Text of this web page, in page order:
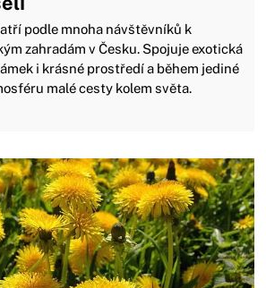
podle mnoha návštěvníků k
zahradám v Česku. Spojuje exotická
i krásné prostředí a během jediné
malé cesty kolem světa.